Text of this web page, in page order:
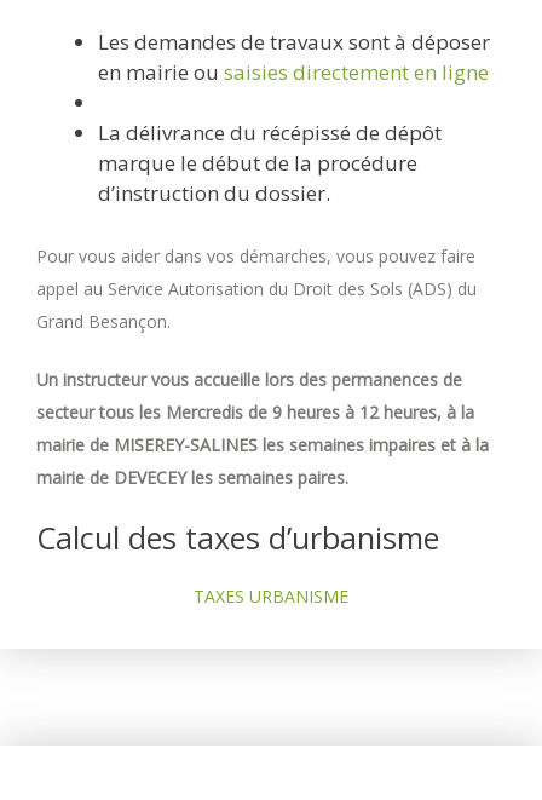
Les demandes de travaux sont à déposer
en mairie ou saisies directement en ligne
La délivrance du récépissé de dépôt
marque le début de la procédure
d’instruction du dossier.
Pour vous aider dans vos démarches, vous pouvez faire
appel au Service Autorisation du Droit des Sols (ADS) du
Grand Besançon.
Un instructeur vous accueille lors des permanences de
secteur tous les Mercredis de 9 heures à 12 heures, à la
mairie de MISEREY-SALINES les semaines impaires et à la
mairie de DEVECEY les semaines paires.
Calcul des taxes d’urbanisme
TAXES URBANISME